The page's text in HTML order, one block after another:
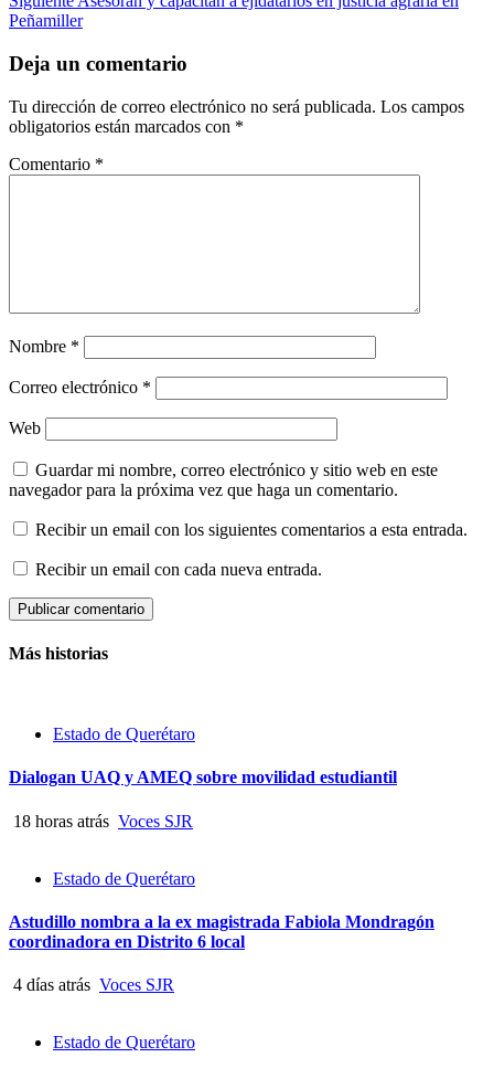
Peñamiller
Deja un comentario
Tu dirección de correo electrónico no será publicada. Los campos
obligatorios están marcados con *
Comentario *
Nombre *
Correo electrónico *
Web
Guardar mi nombre, correo electrónico y sitio web en este
navegador para la próxima vez que haga un comentario.
Recibir un email con los siguientes comentarios a esta entrada.
Recibir un email con cada nueva entrada.
Más historias
Estado de Querétaro
Dialogan UAQ y AMEQ sobre movilidad estudiantil
18 horas atrás Voces SJR
Estado de Querétaro
Astudillo nombra a la ex magistrada Fabiola Mondragón
coordinadora en Distrito 6 local
4 días atrás Voces SJR
Estado de Querétaro